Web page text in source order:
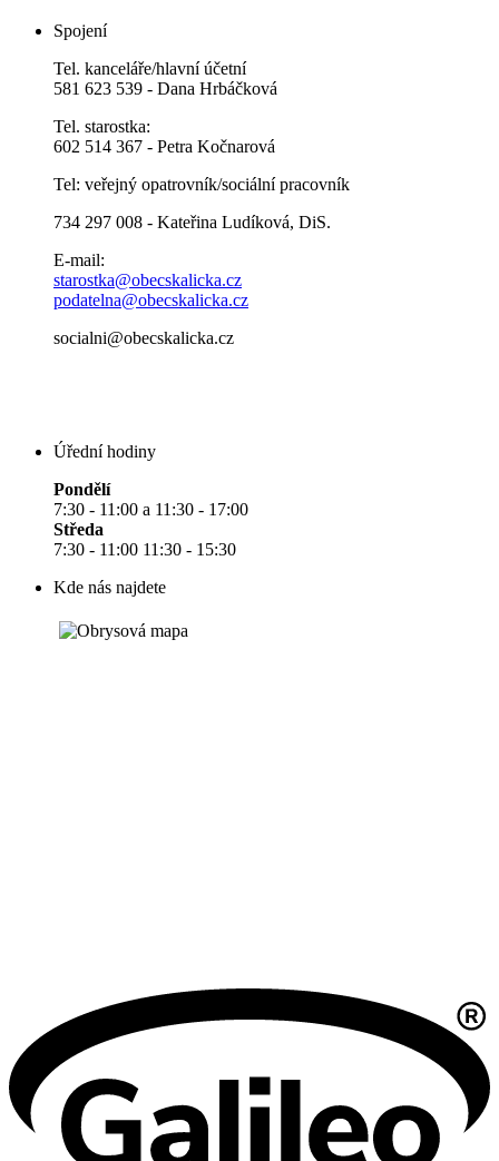
Spojení
Tel. kanceláře/hlavní účetní
581 623 539 - Dana Hrbáčková
Tel. starostka:
602 514 367 - Petra Kočnarová
Tel: veřejný opatrovník/sociální pracovník
734 297 008 - Kateřina Ludíková, DiS.
E-mail:
starostka@obecskalicka.cz
podatelna@obecskalicka.cz
socialni@obecskalicka.cz
Úřední hodiny
Pondělí
7:30 - 11:00 a 11:30 - 17:00
Středa
7:30 - 11:00 11:30 - 15:30
Kde nás najdete